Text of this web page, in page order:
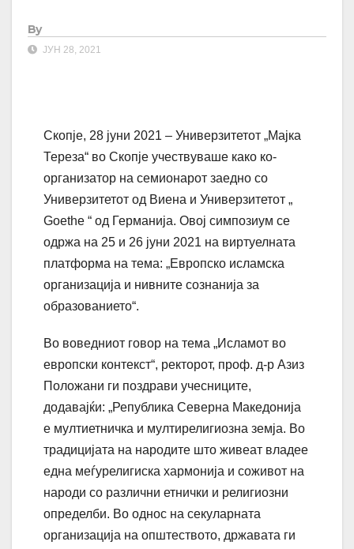
By
ЈУН 28, 2021
Скопје, 28 јуни 2021 – Универзитетот „Мајка
Тереза“ во Скопје учествуваше како ко-
организатор на семионарот заедно со
Универзитетот од Виена и Универзитетот „
Goethe “ од Германија. Овој симпозиум се
одржа на 25 и 26 јуни 2021 на виртуелната
платформа на тема: „Европско исламска
организација и нивните сознанија за
образованието“.
Во воведниот говор на тема „Исламот во
европски контекст“, ректорот, проф. д-р Азиз
Положани ги поздрави учесниците,
додавајќи: „Република Северна Македонија
е мултиетничка и мултирелигиозна земја. Во
традицијата на народите што живеат владее
една меѓурелигиска хармонија и соживот на
народи со различни етнички и религиозни
определби. Во однос на секуларната
организација на општеството, државата ги